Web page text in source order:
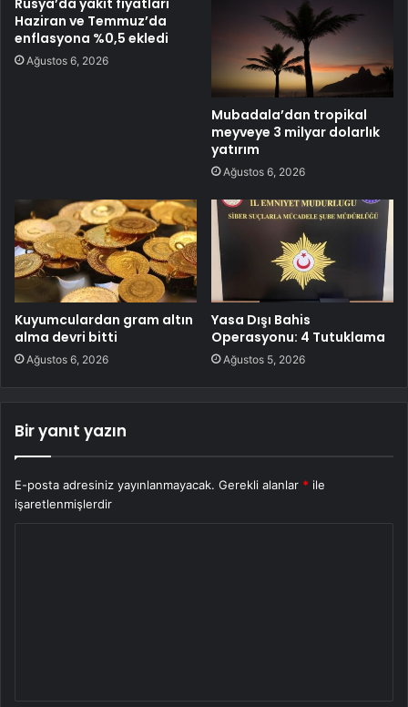
Haziran ve Temmuz’da
enflasyona %0,5 ekledi
Ağustos 6, 2026
Mubadala’dan tropikal
meyveye 3 milyar dolarlık
yatırım
Ağustos 6, 2026
Kuyumculardan gram altın
alma devri bitti
Ağustos 6, 2026
Yasa Dışı Bahis
Operasyonu: 4 Tutuklama
Ağustos 5, 2026
Bir yanıt yazın
E-posta adresiniz yayınlanmayacak. Gerekli alanlar * ile
işaretlenmişlerdir